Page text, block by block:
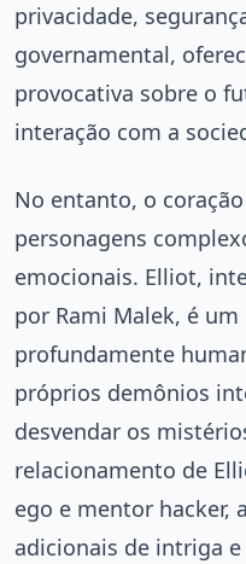
privacidade,
governamental,
provocativa sobre o
interação com a
No entanto, o
personagens
emocionais. Elliot,
por Rami Malek, é
profundamente
próprios demônios
desvendar os
relacionamento de
ego e mentor hacker,
adicionais de intriga